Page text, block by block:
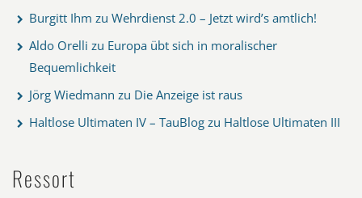
Burgitt Ihm zu Wehrdienst 2.0 – Jetzt wird’s amtlich!
Aldo Orelli zu Europa übt sich in moralischer
Bequemlichkeit
Jörg Wiedmann zu Die Anzeige ist raus
Haltlose Ultimaten IV – TauBlog zu Haltlose Ultimaten III
Ressort